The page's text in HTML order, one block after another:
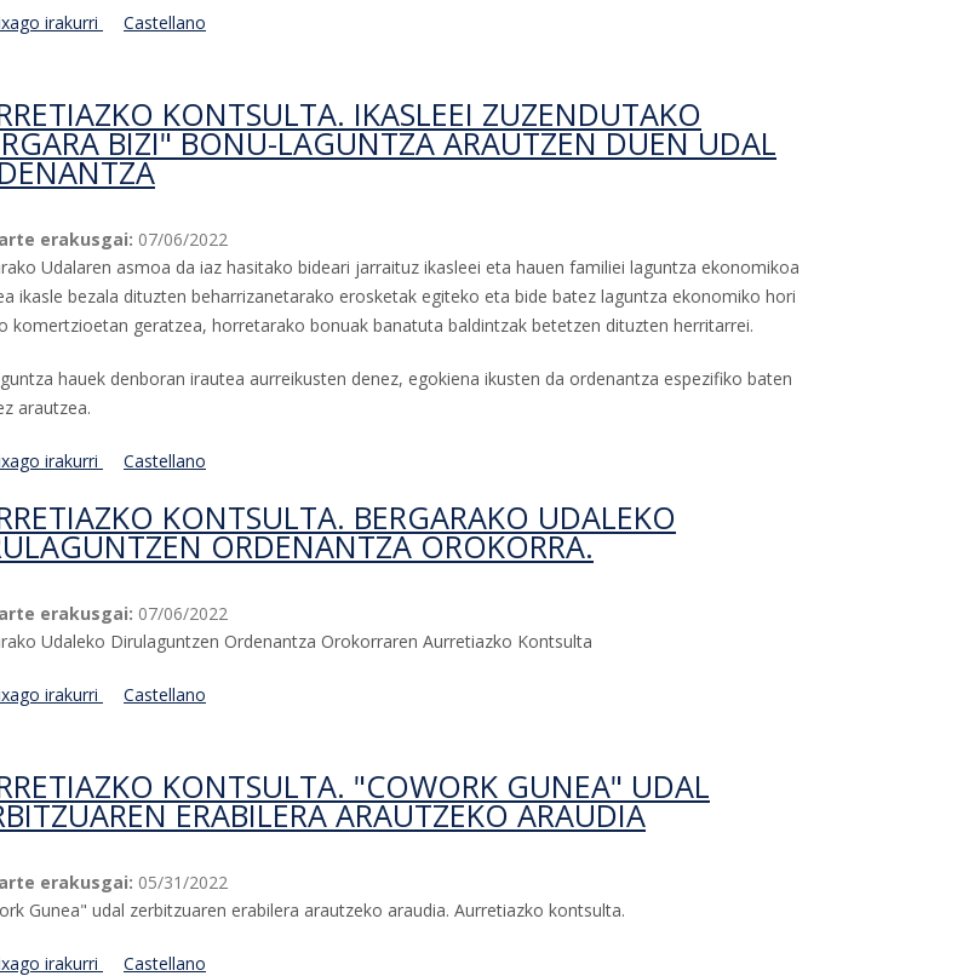
irakurri Aurretiazko kontsulta. Bergarako Udaleko azokaren erregelamendu berria egitea.-ri buruz
Castellano
KONTSULTA. IKASLEEI ZUZENDUTAKO
BIZI" BONU-LAGUNTZA ARAUTZEN DUEN UDAL
erakusgai: 07/06/2022
Udalaren asmoa da iaz hasitako bideari jarraituz ikasleei eta hauen familiei laguntza ekonomikoa
ikasle bezala dituzten beharrizanetarako erosketak egiteko eta bide batez laguntza ekonomiko hori
komertzioetan geratzea, horretarako bonuak banatuta baldintzak betetzen dituzten herritarrei.
hauek denboran irautea aurreikusten denez, egokiena ikusten da ordenantza espezifiko baten
arautzea.
irakurri Aurretiazko kontsulta. Ikasleei zuzendutako "Bergara Bizi" bonu-laguntza arautzen duen udal
Castellano
KONTSULTA. BERGARAKO UDALEKO
ORDENANTZA OROKORRA.
erakusgai: 07/06/2022
Udaleko Dirulaguntzen Ordenantza Orokorraren Aurretiazko Kontsulta
irakurri Aurretiazko kontsulta. Bergarako Udaleko Dirulaguntzen Ordenantza Orokorra.-ri buruz
Castellano
KONTSULTA. "COWORK GUNEA" UDAL
ERABILERA ARAUTZEKO ARAUDIA
erakusgai: 05/31/2022
Gunea" udal zerbitzuaren erabilera arautzeko araudia. Aurretiazko kontsulta.
irakurri Aurretiazko kontsulta. "CoWork Gunea" udal zerbitzuaren erabilera arautzeko araudia-ri buruz
Castellano